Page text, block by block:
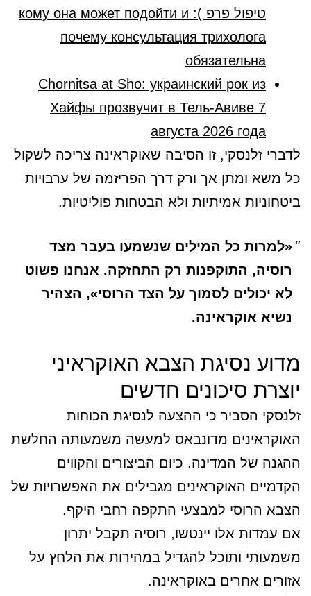
טיפול פרפ ): кому она может подойти и
почему консультация трихолога
обязательна
Chornitsa at Sho: украинский рок из
Хайфы прозвучит в Тель-Авиве 7
августа 2026 года
לדברי זלנסקי, זו הסיבה שאוקראינה צריכה לשקול
כל משא ומתן אך ורק דרך הפריזמה של ערבויות
ביטחוניות אמיתיות ולא הבטחות פוליטיות.
«למרות כל המילים שנשמעו בעבר מצד
רוסיה, התוקפנות רק התחזקה. אנחנו פשוט
לא יכולים לסמוך על הצד הרוסי», הצהיר
נשיא אוקראינה.
מדוע נסיגת הצבא האוקראיני
יוצרת סיכונים חדשים
זלנסקי הסביר כי ההצעה לנסיגת הכוחות
האוקראינים מדונבאס למעשה משמעותה החלשת
ההגנה של המדינה. כיום הביצורים והקווים
הקדמיים האוקראינים מגבילים את האפשרויות של
הצבא הרוסי למבצעי התקפה רחבי היקף.
אם עמדות אלו יינטשו, רוסיה תקבל יתרון
משמעותי ותוכל להגדיל במהירות את הלחץ על
אזורים אחרים באוקראינה.